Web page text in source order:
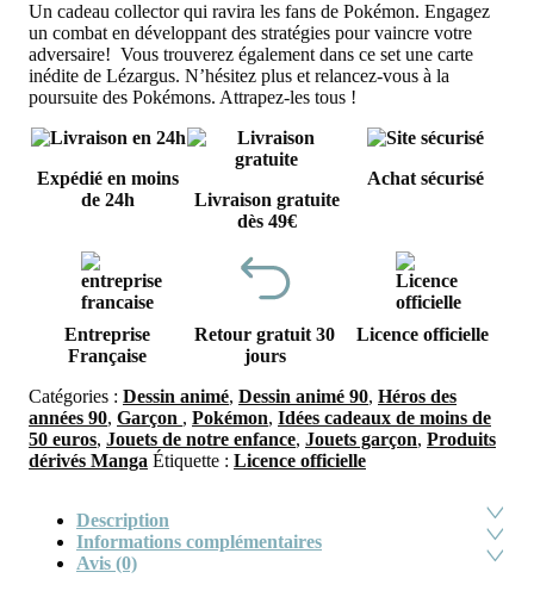
Un cadeau collector qui ravira les fans de Pokémon. Engagez
un combat en développant des stratégies pour vaincre votre
adversaire! Vous trouverez également dans ce set une carte
inédite de Lézargus. N’hésitez plus et relancez-vous à la
poursuite des Pokémons. Attrapez-les tous !
Expédié en moins
de 24h
Livraison gratuite
dès 49€
Achat sécurisé
Entreprise
Française
Retour gratuit 30
jours
Licence officielle
Catégories : Dessin animé, Dessin animé 90, Héros des
années 90, Garçon , Pokémon, Idées cadeaux de moins de
50 euros, Jouets de notre enfance, Jouets garçon, Produits
dérivés Manga Étiquette : Licence officielle
Description
Informations complémentaires
Avis (0)